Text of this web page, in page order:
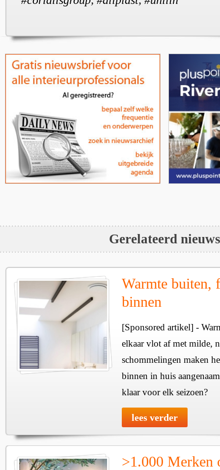
Gerelateerd nieuws
Warmte buiten,
binnen
[Sponsored artikel] -
elkaar vlot af met milde,
schommelingen maken
binnen in huis
klaar voor elk seizoen?
lees verder
>1.000 Merken